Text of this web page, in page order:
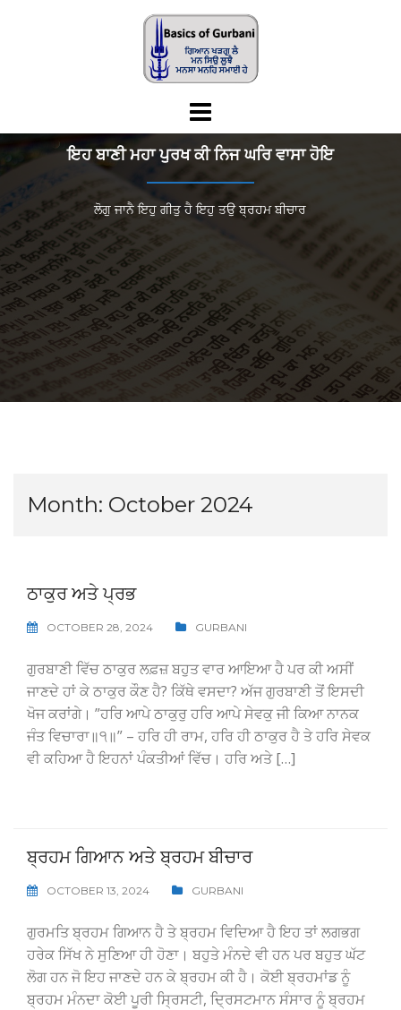
ਇਹ ਬਾਣੀ ਮਹਾ ਪੁਰਖ ਕੀ ਨਿਜ ਘਰਿ ਵਾਸਾ ਹੋਇ
ਲੋਗੁ ਜਾਨੈ ਇਹੁ ਗੀਤੁ ਹੈ ਇਹੁ ਤਉ ਬ੍ਰਹਮ ਬੀਚਾਰ
Month: October 2024
ਠਾਕੁਰ ਅਤੇ ਪ੍ਰਭ
OCTOBER 28, 2024 GURBANI
ਗੁਰਬਾਣੀ ਵਿੱਚ ਠਾਕੁਰ ਲਫ਼ਜ਼ ਬਹੁਤ ਵਾਰ ਆਇਆ ਹੈ ਪਰ ਕੀ ਅਸੀਂ
ਜਾਣਦੇ ਹਾਂ ਕੇ ਠਾਕੁਰ ਕੌਣ ਹੈ? ਕਿੱਥੇ ਵਸਦਾ? ਅੱਜ ਗੁਰਬਾਣੀ ਤੋਂ ਇਸਦੀ
ਖੋਜ ਕਰਾਂਗੇ। ”ਹਰਿ ਆਪੇ ਠਾਕੁਰੁ ਹਰਿ ਆਪੇ ਸੇਵਕੁ ਜੀ ਕਿਆ ਨਾਨਕ
ਜੰਤ ਵਿਚਾਰਾ॥੧॥” – ਹਰਿ ਹੀ ਰਾਮ, ਹਰਿ ਹੀ ਠਾਕੁਰ ਹੈ ਤੇ ਹਰਿ ਸੇਵਕ
ਵੀ ਕਹਿਆ ਹੈ ਇਹਨਾਂ ਪੰਕਤੀਆਂ ਵਿੱਚ। ਹਰਿ ਅਤੇ […]
ਬ੍ਰਹਮ ਗਿਆਨ ਅਤੇ ਬ੍ਰਹਮ ਬੀਚਾਰ
OCTOBER 13, 2024 GURBANI
ਗੁਰਮਤਿ ਬ੍ਰਹਮ ਗਿਆਨ ਹੈ ਤੇ ਬ੍ਰਹਮ ਵਿਦਿਆ ਹੈ ਇਹ ਤਾਂ ਲਗਭਗ
ਹਰੇਕ ਸਿੱਖ ਨੇ ਸੁਣਿਆ ਹੀ ਹੋਣਾ। ਬਹੁਤੇ ਮੰਨਦੇ ਵੀ ਹਨ ਪਰ ਬਹੁਤ ਘੱਟ
ਲੋਗ ਹਨ ਜੋ ਇਹ ਜਾਣਦੇ ਹਨ ਕੇ ਬ੍ਰਹਮ ਕੀ ਹੈ। ਕੋਈ ਬ੍ਰਹਮਾਂਡ ਨੂੰ
ਬ੍ਰਹਮ ਮੰਨਦਾ ਕੋਈ ਪੂਰੀ ਸ੍ਰਿਸਟੀ, ਦ੍ਰਿਸਟਮਾਨ ਸੰਸਾਰ ਨੂੰ ਬ੍ਰਹਮ